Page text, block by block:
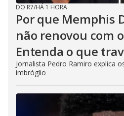
DO R7/HÁ 1 HORA
Por que Memphis
não renovou com
Entenda o que
Jornalista Pedro Ramiro explica
imbróglio